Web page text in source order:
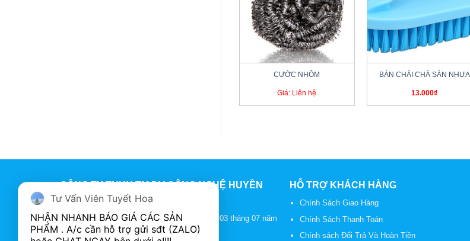
CƯỚC NHÔM
Giá: Liên hệ
+
BÀN CHẢI CHÀ SÀN NHỰA
13.000₫
CÔNG TY TNHH TM DV CÔNG NGHỆ HUYỀN
ANH
MST: 0317913312 Do sở KH-ĐT Cấp Ngày 03 tháng 07 năm
2023
HỖ TRỢ KHÁCH HÀNG
Chính Sách Giao Hàng
Chính Sách Thanh Toán
Chính sách Đổi Trả Và Hoàn Tiền
Tư Vấn Viên Tuyết Hoa
NHẬN NHANH BÁO GIÁ CÁC SẢN
PHẨM . A/c cần hỗ trợ gửi sđt (ZALO)